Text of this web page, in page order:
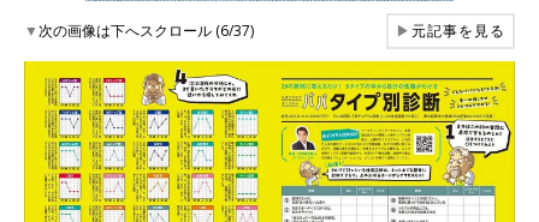
▼次の画像は下へスクロール (6/37) ▶元記事を見る